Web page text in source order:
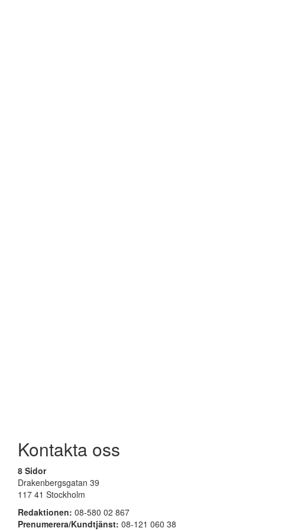
Kontakta oss
8 Sidor
Drakenbergsgatan 39
117 41 Stockholm
Redaktionen: 08-580 02 867
Prenumerera/Kundtjänst: 08-121 060 38